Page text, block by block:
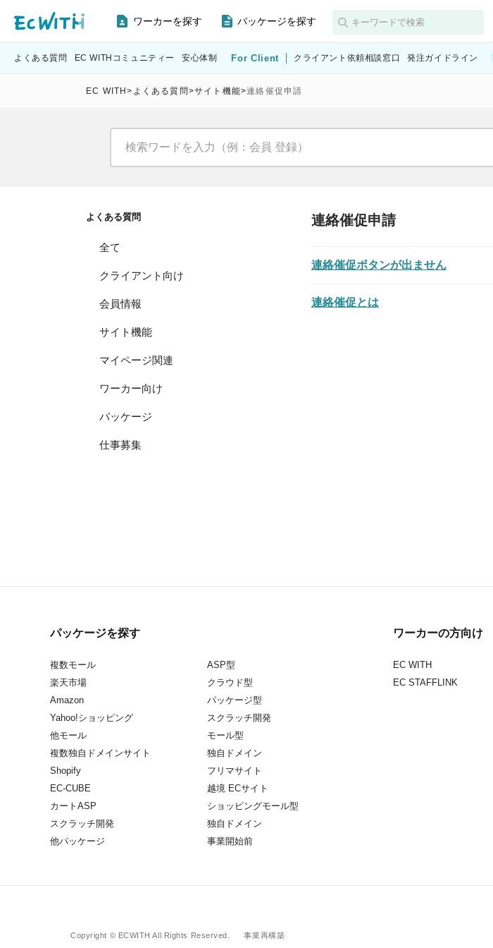
ワーカーを探す パッケージを探す
よくある質問 EC WITHコミュニティー 安心体制 For Client クライアント依頼相談窓口 発注ガイドライン
EC WITH> よくある質問>サイト機能>連絡催促申請
よくある質問
全て
クライアント向け
会員情報
サイト機能
マイページ関連
ワーカー向け
パッケージ
仕事募集
連絡催促申請
連絡催促ボタンが出ません
連絡催促とは
パッケージを探す
複数モール
楽天市場
Amazon
Yahoo!ショッピング
他モール
複数独自ドメインサイト
Shopify
EC-CUBE
カートASP
スクラッチ開発
他パッケージ
ASP型
クラウド型
パッケージ型
スクラッチ開発
モール型
独自ドメイン
フリマサイト
越境 ECサイト
ショッピングモール型
独自ドメイン
事業開始前
ワーカーの方向け
EC WITH
EC STAFFLINK
Copyright © ECWITH All Rights Reserved. 事業再構築